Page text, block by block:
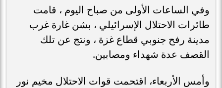
وفي الساعات الأولى من صباح اليوم ، قامت
طائرات الاحتلال الإسرائيلي ، بشن غارة غرب
مدينة رفح جنوبي قطاع غزة ، ونتج عن تلك
القصف عدة شهداء ومصابين.
وأمس الأربعاء، اقتحمت قوات الاحتلال مخيم نور